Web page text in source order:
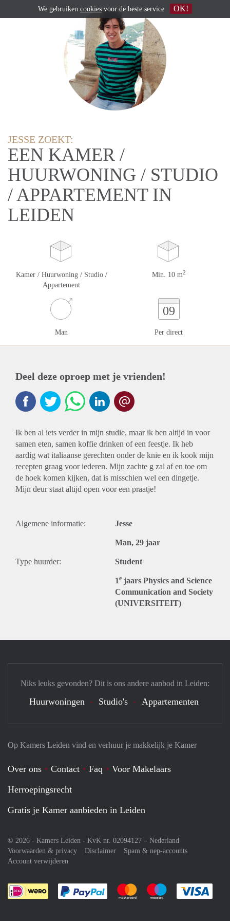
JESSE ZOEKT:
EEN KAMER /
HUURWONING / STUDIO
/ APPARTEMENT IN
LEIDEN
Kamer / Huurwoning / Studio /
Appartement
Min. 10 m2
Man
09
Per direct
Deel deze oproep met je vrienden!
Ik ben al iets verder in mijn studie, maar ik ben altijd in voor
samen eten, samen koffie drinken of een feestje. Ik heb
aardig wat italiaanse gerechten onder de knie en ik kook mijn
recepten graag voor iederen. Mijn zachte g zal af en toe om
de hoek komen kijken, dat is misschien wel een dingetje.
Mijn deur staat altijd open voor een praatje!
Algemene informatie: Jesse
Man, 29 jaar
Type huurder: Student
1e jaars Physics and Science
Communication and Society
(UNIVERSITEIT)
Op Kamers Leiden vind en verhuur je makkelijk je Kamer
Over ons Contact Faq
Voor Makelaars
Herroepingsrecht
Gratis je Kamer aanbieden in Leiden
© 2026 - Kamers Leiden - KvK nr. 02094127 – Nederland
Voorwaarden & privacy
Disclaimer
Spam & nep-accounts
Account verwijderen
Je rekent gemakkelijk af met Paypal
Je rekent gemakkelijk af met
Je rekent
Niks leuks gevonden? Dit is ons andere aanbod in Leiden:
Huurwoningen Studio's Appartementen
We gebruiken cookies voor de beste service OK!